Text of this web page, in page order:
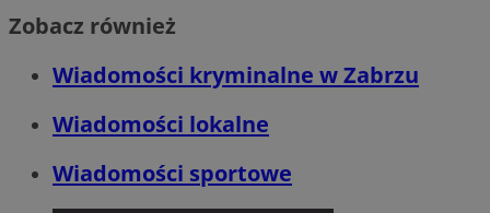
Zobacz również
Wiadomości kryminalne w Zabrzu
Wiadomości lokalne
Wiadomości sportowe